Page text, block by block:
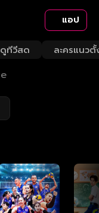
แอป
ดูทีวีสด ละครแนวตั้